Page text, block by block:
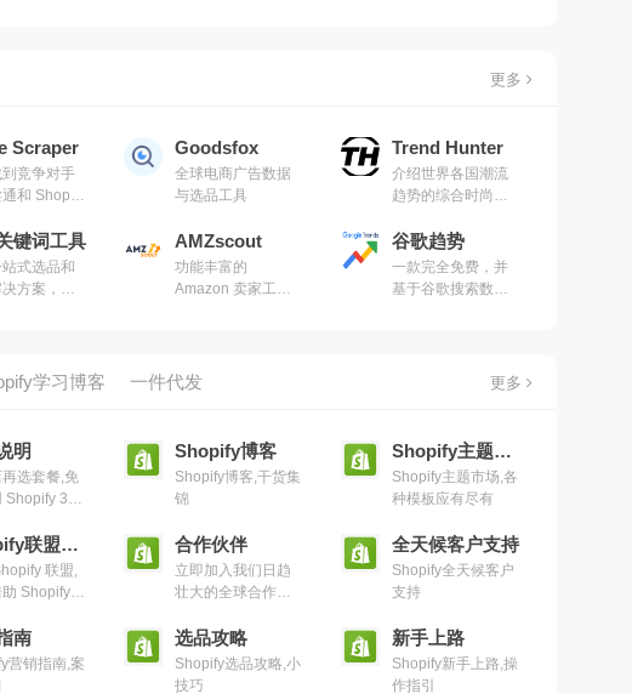
更多
Scraper
竞争对手
和 Shopify
并结合其订
势、利润
告营销案
Goodsfox
全球电商广告数据
与选品工具
Trend Hunter
介绍世界各国潮流
趋势的综合时尚资
最大最流行的时尚
潮流趋势社区之
一；网站每天都有
键词工具
式选品和
方案，提
业SaaS工具
AMZscout
功能丰富的
Amazon 卖家工
谷歌趋势
一款完全免费，并
基于谷歌搜索数据
数十亿的搜索数
个时期下在谷歌搜
索引擎中展示的频
率及其相关统计数
据
学习博客 一件代发 更多
明
选套餐,免
Shopify 3
Shopify博客
Shopify博客,干货集
锦
Shopify主题市场
Shopify主题市场,各
种模板应有尽有
Shopify联盟计划
联盟,
Shopify
商机，还
我们的推
取佣金
合作伙伴
立即加入我们日趋
壮大的全球合作伙
应用、咨询和技术
合作伙伴一起增加
收入、增强技能、
全天候客户支持
Shopify全天候客户
支持
南
营销指南,案
选品攻略
Shopify选品攻略,小
技巧
新手上路
Shopify新手上路,操
作指引